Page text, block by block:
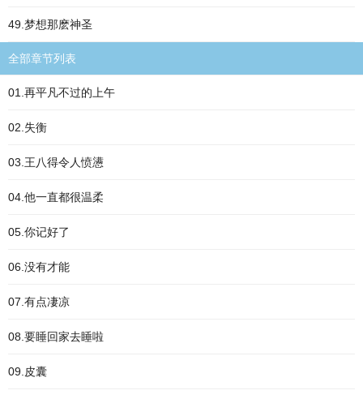
49.梦想那麽神圣
全部章节列表
01.再平凡不过的上午
02.失衡
03.王八得令人愤懑
04.他一直都很温柔
05.你记好了
06.没有才能
07.有点凄凉
08.要睡回家去睡啦
09.皮囊